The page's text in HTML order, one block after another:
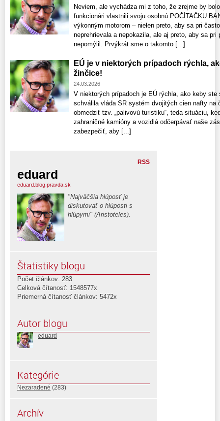
Neviem, ale vychádza mi z toho, že zrejme by
funkcionári vlastnili svoju osobnú POČÍTAČKU
výkonným motorom – nielen preto, aby sa pri
neprehrievala a nepokazila, ale aj preto, aby sa
nepomýlil. Prvýkrát sme o takomto [...]
EÚ je v niektorých prípadoch rýchla,
žinčice!
24.03.2026
V niektorých prípadoch je EÚ rýchla, ako keby ste
schválila vláda SR systém dvojitých cien nafty na
obmedziť tzv. „palivovú turistiku“, teda situáciu,
zahraničné kamióny a vozidlá odčerpávať naše
zabezpečiť, aby [...]
RSS
eduard
eduard.blog.pravda.sk
"Najväčšia hlúposť je
diskutovať o hlúposti s
hlúpymi" (Aristoteles).
Štatistiky blogu
Počet článkov: 283
Celková čítanosť: 1548577x
Priemerná čítanosť článkov: 5472x
Autor blogu
eduard
Kategórie
Nezaradené (283)
Archív